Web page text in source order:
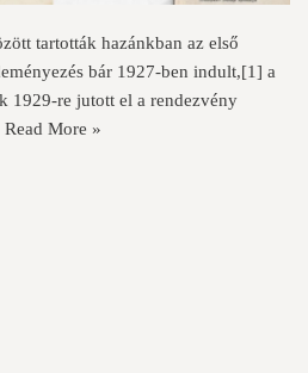
tartották hazánkban az első
bár 1927-ben indult,[1] a
1929-re jutott el a rendezvény
Read More »